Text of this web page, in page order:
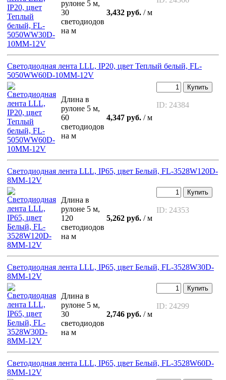
рулоне 5 м,
30
светодиодов
на м
3,432 руб. / м
Светодиодная лента LLL, IP20, цвет Теплый белый, FL-
5050WW60D-10MM-12V
Длина в
рулоне 5 м,
60
светодиодов
на м
4,347 руб. / м
Купить
ID: 24384
Светодиодная лента LLL, IP65, цвет Белый, FL-3528W120D-
8MM-12V
Длина в
рулоне 5 м,
120
светодиодов
на м
5,262 руб. / м
Купить
ID: 24353
Светодиодная лента LLL, IP65, цвет Белый, FL-3528W30D-
8MM-12V
Длина в
рулоне 5 м,
30
светодиодов
на м
2,746 руб. / м
Купить
ID: 24299
Светодиодная лента LLL, IP65, цвет Белый, FL-3528W60D-
8MM-12V